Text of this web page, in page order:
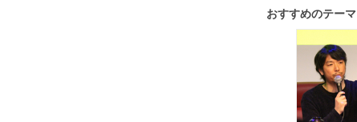
おすすめのテーマ